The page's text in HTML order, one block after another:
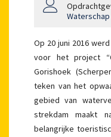
Op 20 juni 2016
voor het project
Gorishoek
teken van het
gebied van
strekdam maakt
belangrijke